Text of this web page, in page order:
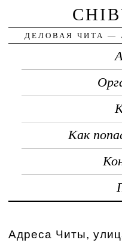
ДЕЛОВАЯ ЧИТА —
Как
Адреса Читы,